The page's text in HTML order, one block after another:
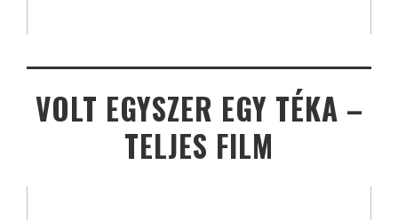
VOLT EGYSZER EGY TÉKA –
TELJES FILM